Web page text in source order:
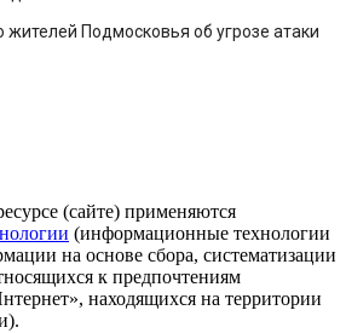
Подмосковья об угрозе атаки
(сайте) применяются
(информационные технологии
на основе сбора, систематизации
к предпочтениям
находящихся на территории